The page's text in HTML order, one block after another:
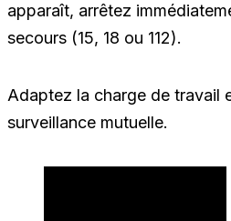
apparaît, arrêtez
secours (15, 18 ou 112).
Adaptez la charge de travail
surveillance mutuelle.